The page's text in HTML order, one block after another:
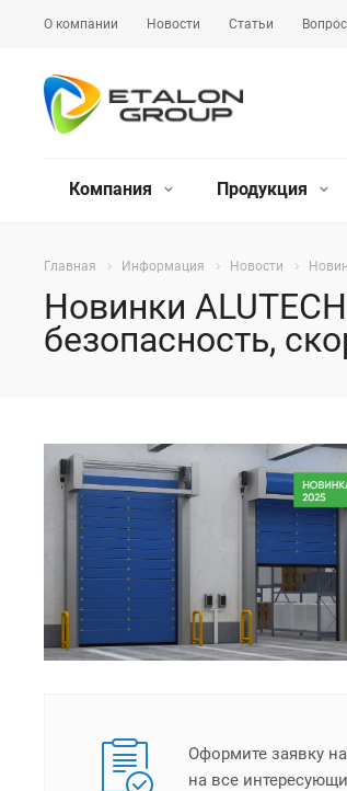
О компании Новости Статьи
Компания Продукция
Главная Информация Новости
Новинки
безопасность,
Оформите заявку
на все